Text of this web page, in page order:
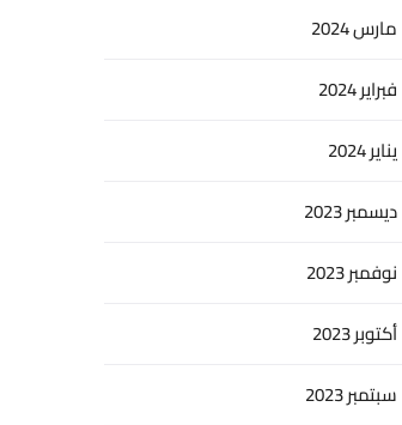
مارس 2024
فبراير 2024
يناير 2024
ديسمبر 2023
نوفمبر 2023
أكتوبر 2023
سبتمبر 2023